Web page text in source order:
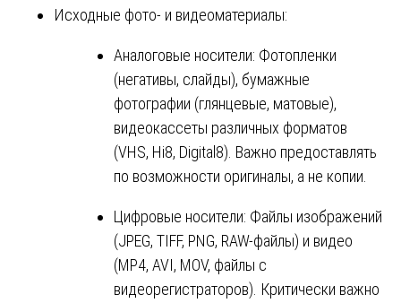
Исходные фото- и видеоматериалы:
Аналоговые носители: Фотопленки
(негативы, слайды), бумажные
фотографии (глянцевые, матовые),
видеокассеты различных форматов
(VHS, Hi8, Digital8). Важно предоставлять
по возможности оригиналы, а не копии.
Цифровые носители: Файлы изображений
(JPEG, TIFF, PNG, RAW-файлы) и видео
(MP4, AVI, MOV, файлы с
видеорегистраторов). Критически важно